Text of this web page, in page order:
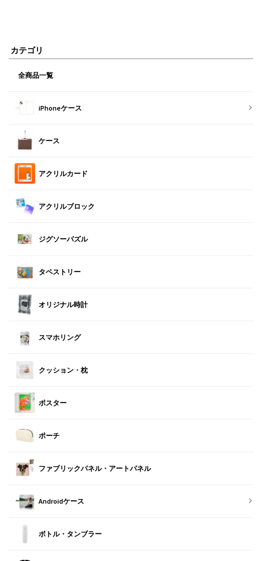
カテゴリ
全商品一覧
iPhoneケース
ケース
アクリルカード
アクリルブロック
ジグソーパズル
タペストリー
オリジナル時計
スマホリング
クッション・枕
ポスター
ポーチ
ファブリックパネル・アートパネル
Androidケース
ボトル・タンブラー